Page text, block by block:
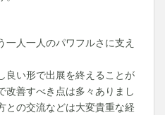
一人一人のパワフルさに支え
良い形で出展を終えることが
改善すべき点は多々ありまし
との交流などは大変貴重な経